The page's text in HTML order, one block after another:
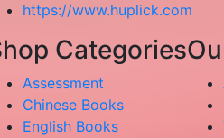
https://www.huplick.com
Categories
Assessment
Chinese Books
English Books